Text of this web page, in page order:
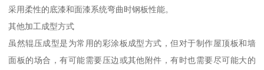
采用柔性的底漆和面漆系统弯曲时钢板性能。
其他加工成型方式
虽然辊压成型是为常用的彩涂板成型方式，但对于制作屋顶板和墙
面板的场合，有可能需要压边或其他附件，有时也需要尽可能大的